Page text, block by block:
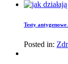
Testy
Posted in: